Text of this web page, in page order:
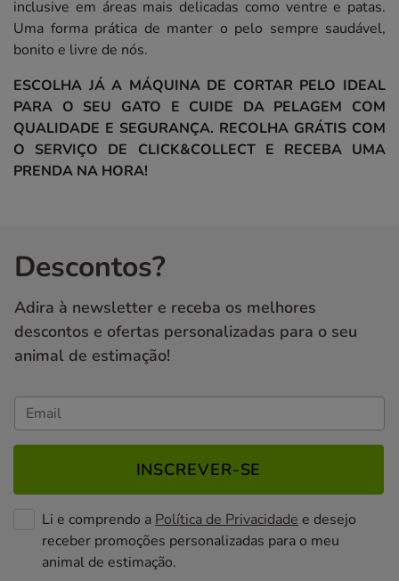
inclusive em áreas mais delicadas como ventre e patas.
Uma forma prática de manter o pelo sempre saudável,
bonito e livre de nós.
ESCOLHA JÁ A MÁQUINA DE CORTAR PELO IDEAL
PARA O SEU GATO E CUIDE DA PELAGEM COM
QUALIDADE E SEGURANÇA. RECOLHA GRÁTIS COM
O SERVIÇO DE CLICK&COLLECT E RECEBA UMA
PRENDA NA HORA!
Descontos?
Adira à newsletter e receba os melhores
descontos e ofertas personalizadas para o seu
animal de estimação!
INSCREVER-SE
Li e comprendo a Política de Privacidade e desejo
receber promoções personalizadas para o meu
animal de estimação.